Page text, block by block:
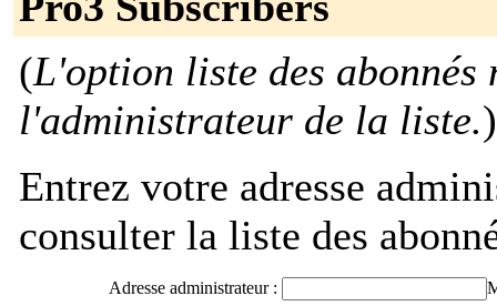
(L'option liste des
l'administrateur de la liste.)
Entrez votre adresse
consulter la liste des
Adresse administrateur :